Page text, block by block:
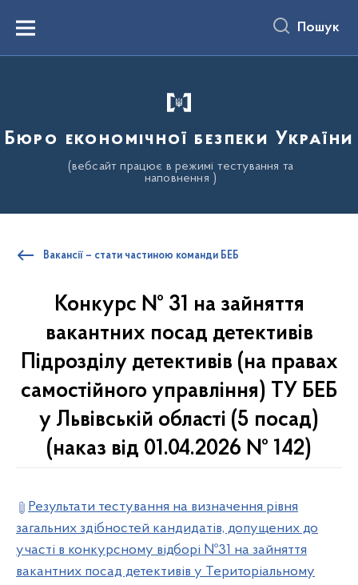
вмістуMenu Пошук
Бюро економічної безпеки України
(вебсайт працює в режимі тестування та
наповнення )
Вакансії – стати частиною команди БЕБ
Конкурс № 31 на зайняття
вакантних посад детективів
Підрозділу детективів (на правах
самостійного управління) ТУ БЕБ
у Львівській області (5 посад)
(наказ від 01.04.2026 № 142)
Результати тестування на визначення рівня
загальних здібностей кандидатів, допущених до
участі в конкурсному відборі №31 на зайняття
вакантних посад детективів у Територіальному